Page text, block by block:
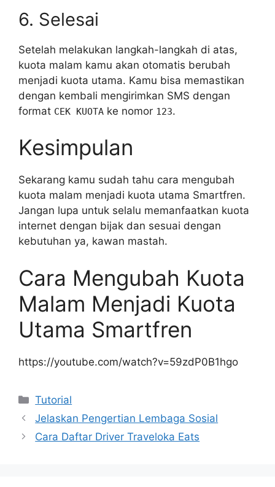
6. Selesai
Setelah melakukan langkah-langkah di atas,
kuota malam kamu akan otomatis berubah
menjadi kuota utama. Kamu bisa memastikan
dengan kembali mengirimkan SMS dengan
format CEK KUOTA ke nomor 123.
Kesimpulan
Sekarang kamu sudah tahu cara mengubah
kuota malam menjadi kuota utama Smartfren.
Jangan lupa untuk selalu memanfaatkan kuota
internet dengan bijak dan sesuai dengan
kebutuhan ya, kawan mastah.
Cara Mengubah Kuota
Malam Menjadi Kuota
Utama Smartfren
https://youtube.com/watch?v=59zdP0B1hgo
Kategori
Tutorial
Jelaskan Pengertian Lembaga Sosial
Cara Daftar Driver Traveloka Eats